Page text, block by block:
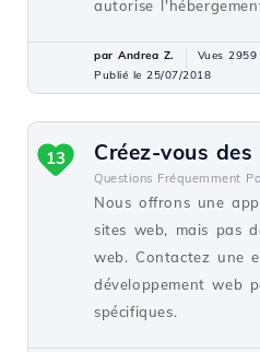
autorise
par Andrea Z. Vues 2959
Publié le 25/07/2018
Créez-vous
Questions Fréquemment
Nous offrons une
sites web, mais pas
web. Contactez une
développement web
spécifiques.
13